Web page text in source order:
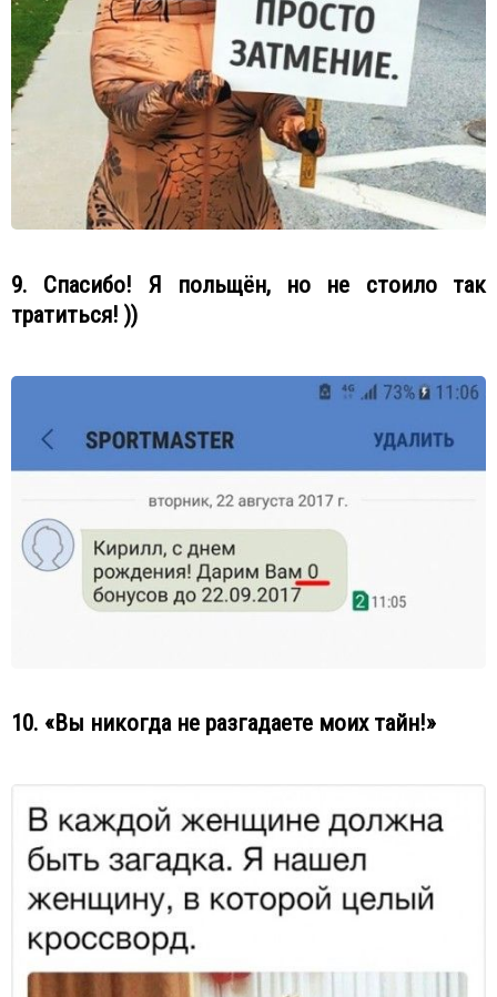
9. Спасибо! Я польщён, но не стоило так
тратиться! ))
10. «Вы никогда не разгадаете моих тайн!»